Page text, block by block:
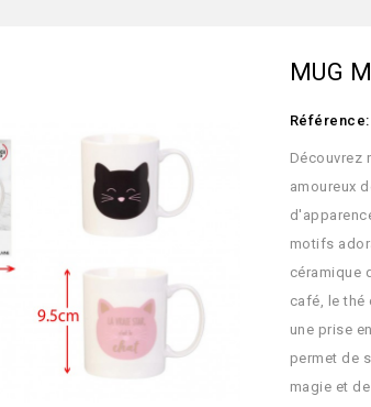
MUG
Référence:
Découvrez
amoureux
motifs
céramique
café, le thé
une prise
permet de
magie et